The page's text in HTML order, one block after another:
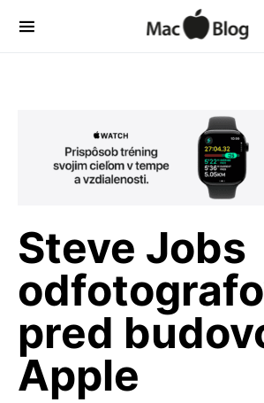
Steve Jobs
pred
Apple